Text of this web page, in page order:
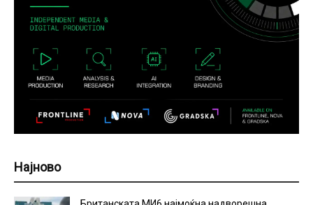
Најново